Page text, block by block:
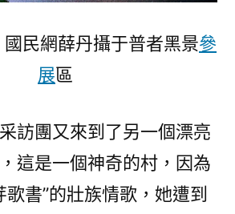
民網薛丹攝于普者黑景參
展區
訪團又來到了另一個漂亮
這是一個神奇的村，因為
歌書”的壯族情歌，她遭到